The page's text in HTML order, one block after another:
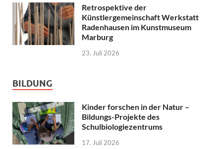
Retrospektive der
Künstlergemeinschaft Werkstatt
Radenhausen im Kunstmuseum
Marburg
23. Juli 2026
BILDUNG
Kinder forschen in der Natur –
Bildungs-Projekte des
Schulbiologiezentrums
17. Juli 2026